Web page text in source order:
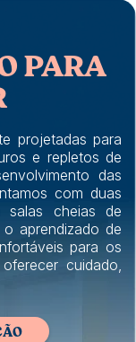
PARA
projetadas para
e repletos de
das
com duas
salas cheias de
aprendizado de
para os
cuidado,